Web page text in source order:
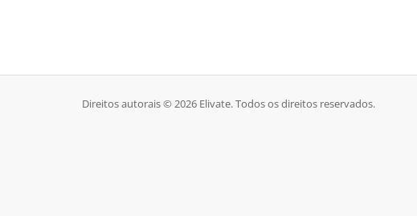
Direitos autorais © 2026 Elivate. Todos os direitos reservados.